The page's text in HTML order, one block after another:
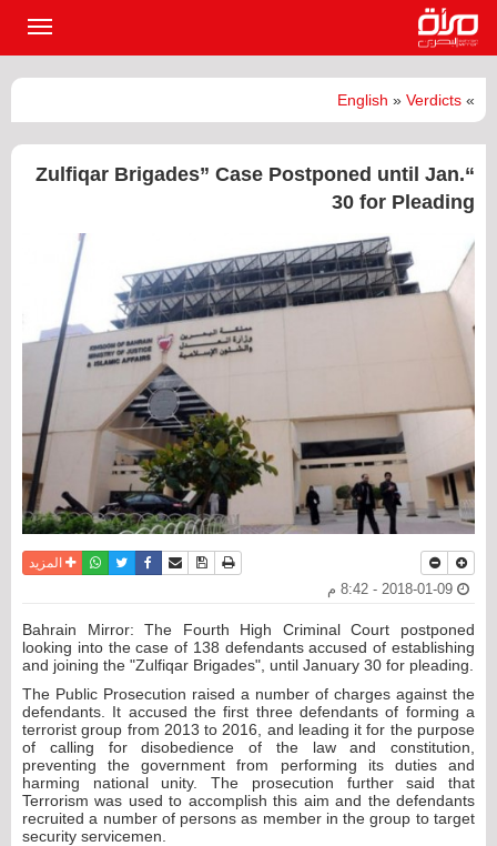
»
English » Verdicts
“Zulfiqar Brigades” Case Postponed until Jan.
30 for Pleading
نسخة للطباعة
حفظ الموضوع
أرسل الى صديق
فيسبوكتويترواتسابالمزيد
Bahrain Mirror: The Fourth High Criminal Court postponed
looking into the case of 138 defendants accused of establishing
and joining the "Zulfiqar Brigades", until January 30 for pleading.
The Public Prosecution raised a number of charges against the
defendants. It accused the first three defendants of forming a
terrorist group from 2013 to 2016, and leading it for the purpose
of calling for disobedience of the law and constitution,
preventing the government from performing its duties and
harming national unity. The prosecution further said that
Terrorism was used to accomplish this aim and the defendants
recruited a number of persons as member in the group to target
security servicemen.